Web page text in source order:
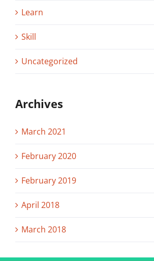
Learn
Skill
Uncategorized
Archives
March 2021
February 2020
February 2019
April 2018
March 2018